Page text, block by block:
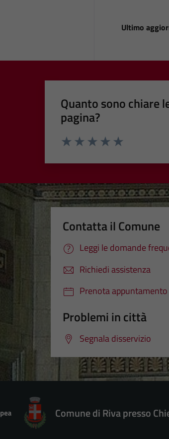
Ultimo
Quanto sono chiare
pagina?
Contatta il Comune
Leggi le domande
Richiedi assistenza
Prenota appuntamento
Problemi in città
Segnala disservizio
Comune di Riva presso